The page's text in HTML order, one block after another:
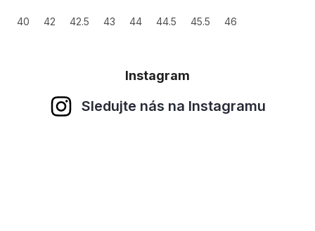
36.5 37.5 38 38.5 39 40 42
Instagram
Sledujte nás na Instagramu